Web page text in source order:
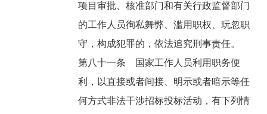
项目审批、核准部门和有关行政监督部门
的工作人员徇私舞弊、滥用职权、玩忽职
守，构成犯罪的，依法追究刑事责任。
第八十一条 国家工作人员利用职务便
利，以直接或者间接、明示或者暗示等任
何方式非法干涉招标投标活动，有下列情